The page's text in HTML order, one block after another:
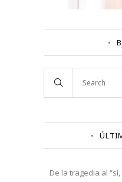
De la tragedia al